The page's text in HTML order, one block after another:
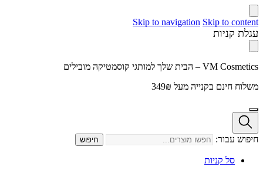
Skip to navigation Skip to content
עגלת קניות
VM Cosmetics – הבית שלך למותגי קוסמטיקה מובילים
משלוח חינם בקנייה מעל 349₪
חיפוש עבור: חיפוש
סל קניות